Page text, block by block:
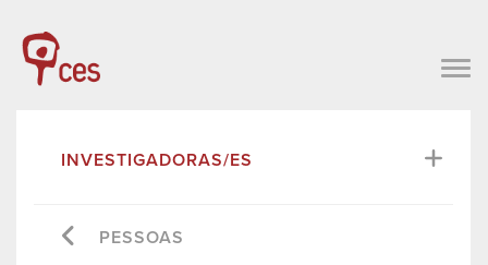
INVESTIGADORAS/ES
PESSOAS